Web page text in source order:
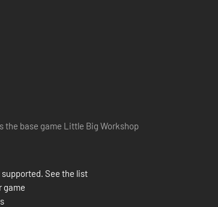
the base game Little Big Workshop
See the list
game